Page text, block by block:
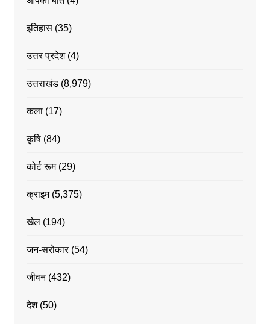
इतिहास(35)
उत्तर प्रदेश(4)
उत्तराखंड(8,979)
कला(17)
कृषि(84)
कोर्ट रूम(29)
क्राइम(5,375)
खेल(194)
जन-सरोकार(54)
जीवन(432)
देश(50)